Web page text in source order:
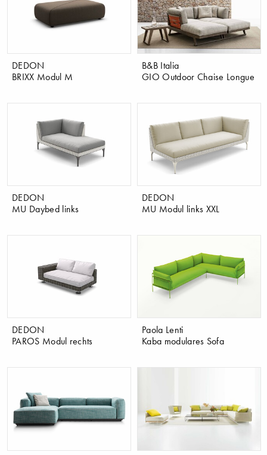
DEDON
BRIXX Modul M
B&B Italia
GIO Outdoor Chaise Longue
DEDON
MU Daybed links
DEDON
MU Modul links XXL
DEDON
PAROS Modul rechts
Paola Lenti
Kaba modulares Sofa